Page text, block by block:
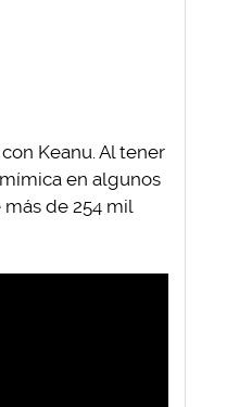
Keanu. Al tener
en algunos
de 254 mil